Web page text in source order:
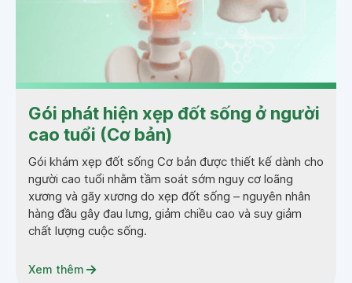
Gói phát hiện xẹp đốt sống ở người
cao tuổi (Cơ bản)
Gói khám xẹp đốt sống Cơ bản được thiết kế dành cho
người cao tuổi nhằm tầm soát sớm nguy cơ loãng
xương và gãy xương do xẹp đốt sống – nguyên nhân
hàng đầu gây đau lưng, giảm chiều cao và suy giảm
chất lượng cuộc sống.
Xem thêm